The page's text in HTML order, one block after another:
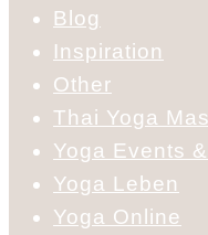
Blog
Inspiration
Other
Thai Yoga
Yoga Events
Yoga Leben
Yoga Online